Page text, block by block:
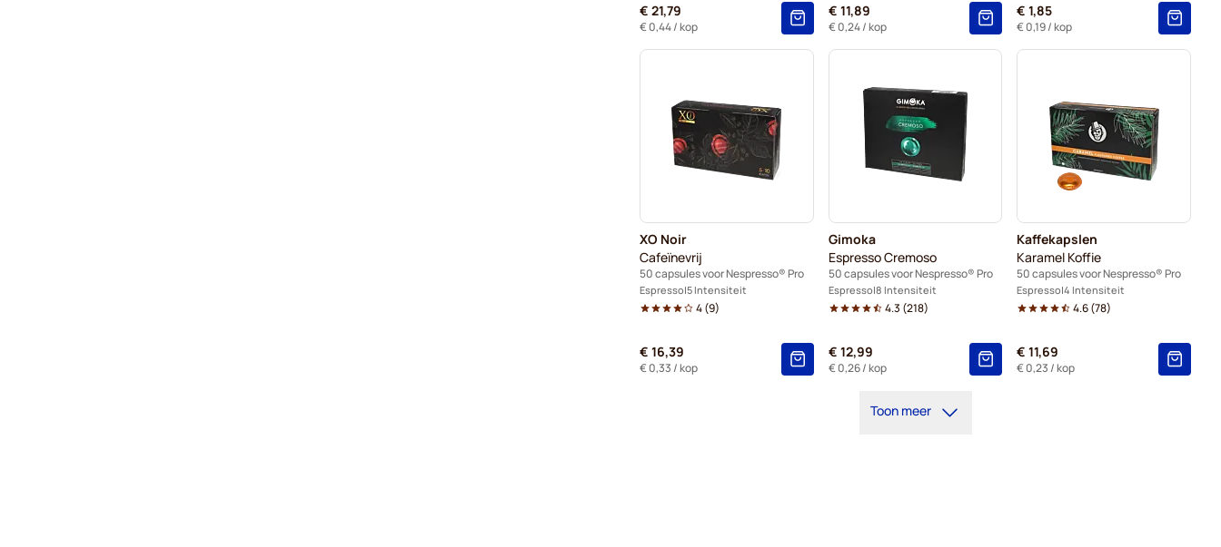
€ 21,79
€ 0,44/ kop
€ 11,89
€ 0,24/ kop
€ 1,85
€ 0,19/ kop
XO Noir
Cafeïnevrij
50 capsules voor Nespresso® Pro
Espresso 5 Intensiteit
4(9)
€ 16,39
€ 0,33 / kop
Gimoka
Espresso Cremoso
50 capsules voor Nespresso® Pro
Espresso 8 Intensiteit
4.3 (218)
€ 12,99
€ 0,26/ kop
Kaffekapslen
Karamel Koffie
50 capsules voor Nespresso® Pro
Espresso 4 Intensiteit
4.6(78)
€ 11,69
€ 0,23 / kop
Toon meer